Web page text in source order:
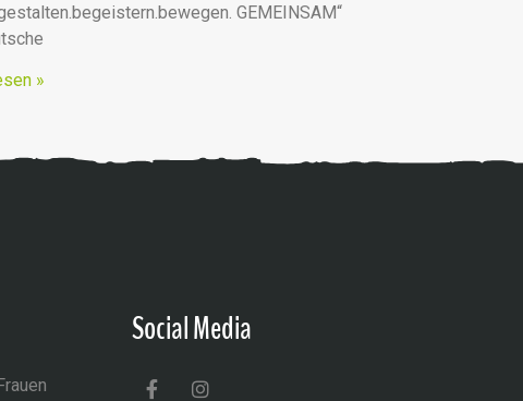
GEMEINSAM“
»
Social Media